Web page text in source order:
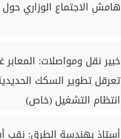
هامش الاجتماع الوزاري
خبير نقل ومواصلات: المعابر
تعرقل تطوير السكك
انتظام التشغيل (خاص)
أستاذ بهندسة الطرق: نقب